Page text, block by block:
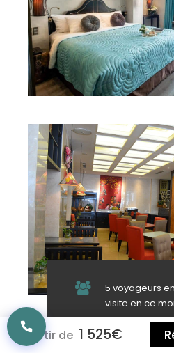
5 voyageurs
visite en ce
À partir de 1 525€